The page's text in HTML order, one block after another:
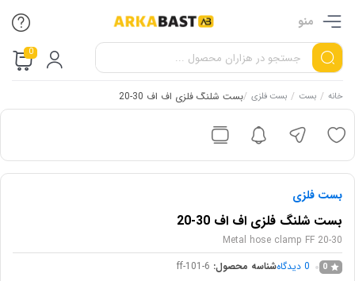
منو
0
خانه / بست / بست فلزی /بست شلنگ فلزی اف اف 30-20
بست فلزی
بست شلنگ فلزی اف اف 30-20
Metal hose clamp FF 20-30
0
0 دیدگاهشناسه محصول: ff-101-6